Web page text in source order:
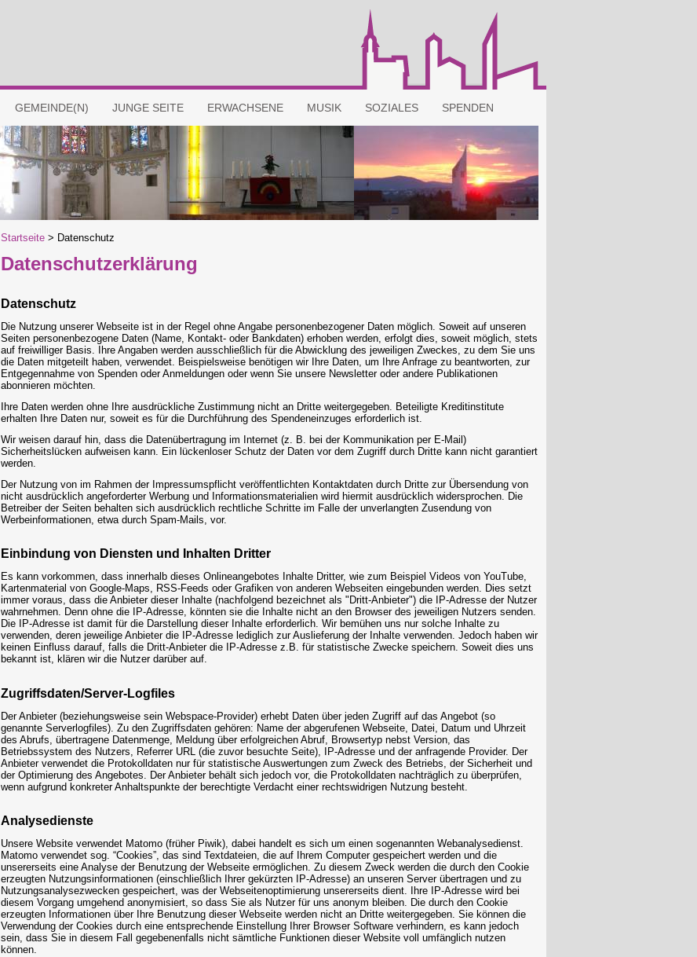
GEMEINDE(N) JUNGE SEITE ERWACHSENE MUSIK SOZIALES SPENDEN
Startseite > Datenschutz
Datenschutzerklärung
Datenschutz
Die Nutzung unserer Webseite ist in der Regel ohne Angabe personenbezogener Daten möglich. Soweit auf unseren
Seiten personenbezogene Daten (Name, Kontakt- oder Bankdaten) erhoben werden, erfolgt dies, soweit möglich, stets
auf freiwilliger Basis. Ihre Angaben werden ausschließlich für die Abwicklung des jeweiligen Zweckes, zu dem Sie uns
die Daten mitgeteilt haben, verwendet. Beispielsweise benötigen wir Ihre Daten, um Ihre Anfrage zu beantworten, zur
Entgegennahme von Spenden oder Anmeldungen oder wenn Sie unsere Newsletter oder andere Publikationen
abonnieren möchten.
Ihre Daten werden ohne Ihre ausdrückliche Zustimmung nicht an Dritte weitergegeben. Beteiligte Kreditinstitute
erhalten Ihre Daten nur, soweit es für die Durchführung des Spendeneinzuges erforderlich ist.
Wir weisen darauf hin, dass die Datenübertragung im Internet (z. B. bei der Kommunikation per E-Mail)
Sicherheitslücken aufweisen kann. Ein lückenloser Schutz der Daten vor dem Zugriff durch Dritte kann nicht garantiert
werden.
Der Nutzung von im Rahmen der Impressumspflicht veröffentlichten Kontaktdaten durch Dritte zur Übersendung von
nicht ausdrücklich angeforderter Werbung und Informationsmaterialien wird hiermit ausdrücklich widersprochen. Die
Betreiber der Seiten behalten sich ausdrücklich rechtliche Schritte im Falle der unverlangten Zusendung von
Werbeinformationen, etwa durch Spam-Mails, vor.
Einbindung von Diensten und Inhalten Dritter
Es kann vorkommen, dass innerhalb dieses Onlineangebotes Inhalte Dritter, wie zum Beispiel Videos von YouTube,
Kartenmaterial von Google-Maps, RSS-Feeds oder Grafiken von anderen Webseiten eingebunden werden. Dies setzt
immer voraus, dass die Anbieter dieser Inhalte (nachfolgend bezeichnet als "Dritt-Anbieter") die IP-Adresse der Nutzer
wahrnehmen. Denn ohne die IP-Adresse, könnten sie die Inhalte nicht an den Browser des jeweiligen Nutzers senden.
Die IP-Adresse ist damit für die Darstellung dieser Inhalte erforderlich. Wir bemühen uns nur solche Inhalte zu
verwenden, deren jeweilige Anbieter die IP-Adresse lediglich zur Auslieferung der Inhalte verwenden. Jedoch haben wir
keinen Einfluss darauf, falls die Dritt-Anbieter die IP-Adresse z.B. für statistische Zwecke speichern. Soweit dies uns
bekannt ist, klären wir die Nutzer darüber auf.
Zugriffsdaten/Server-Logfiles
Der Anbieter (beziehungsweise sein Webspace-Provider) erhebt Daten über jeden Zugriff auf das Angebot (so
genannte Serverlogfiles). Zu den Zugriffsdaten gehören: Name der abgerufenen Webseite, Datei, Datum und Uhrzeit
des Abrufs, übertragene Datenmenge, Meldung über erfolgreichen Abruf, Browsertyp nebst Version, das
Betriebssystem des Nutzers, Referrer URL (die zuvor besuchte Seite), IP-Adresse und der anfragende Provider. Der
Anbieter verwendet die Protokolldaten nur für statistische Auswertungen zum Zweck des Betriebs, der Sicherheit und
der Optimierung des Angebotes. Der Anbieter behält sich jedoch vor, die Protokolldaten nachträglich zu überprüfen,
wenn aufgrund konkreter Anhaltspunkte der berechtigte Verdacht einer rechtswidrigen Nutzung besteht.
Analysedienste
Unsere Website verwendet Matomo (früher Piwik), dabei handelt es sich um einen sogenannten Webanalysedienst.
Matomo verwendet sog. “Cookies”, das sind Textdateien, die auf Ihrem Computer gespeichert werden und die
unsererseits eine Analyse der Benutzung der Webseite ermöglichen. Zu diesem Zweck werden die durch den Cookie
erzeugten Nutzungsinformationen (einschließlich Ihrer gekürzten IP-Adresse) an unseren Server übertragen und zu
Nutzungsanalysezwecken gespeichert, was der Webseitenoptimierung unsererseits dient. Ihre IP-Adresse wird bei
diesem Vorgang umgehend anonymisiert, so dass Sie als Nutzer für uns anonym bleiben. Die durch den Cookie
erzeugten Informationen über Ihre Benutzung dieser Webseite werden nicht an Dritte weitergegeben. Sie können die
Verwendung der Cookies durch eine entsprechende Einstellung Ihrer Browser Software verhindern, es kann jedoch
sein, dass Sie in diesem Fall gegebenenfalls nicht sämtliche Funktionen dieser Website voll umfänglich nutzen
können.